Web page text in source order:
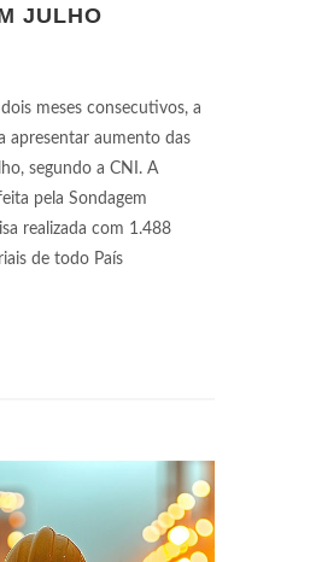
JULHO
meses consecutivos, a
apresentar aumento das
segundo a CNI. A
pela Sondagem
realizada com 1.488
de todo País